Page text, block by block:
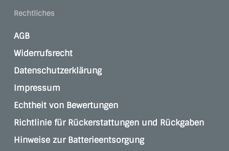
Rechtliches
AGB
Widerrufsrecht
Datenschutzerklärung
Impressum
Echtheit von Bewertungen
Richtlinie für Rückerstattungen und Rückgaben
Hinweise zur Batterieentsorgung